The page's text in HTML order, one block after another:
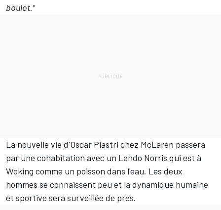
boulot."
La nouvelle vie d'Oscar Piastri chez McLaren passera
par une cohabitation avec un Lando Norris qui est à
Woking comme un poisson dans l'eau. Les deux
hommes se connaissent peu et la dynamique humaine
et sportive sera surveillée de près.